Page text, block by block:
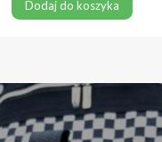
Dodaj do koszyka